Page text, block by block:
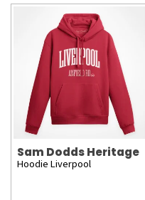
Sam Dodds Heritage
Hoodie Liverpool